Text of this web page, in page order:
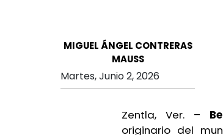
MIGUEL ÁNGEL CONTRERAS
MAUSS
Martes, Junio 2, 2026
Zentla, Ver. –
originario del